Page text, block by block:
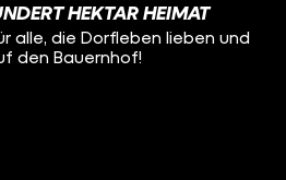
HEKTAR HEIMAT
alle, die Dorfleben lieben und
den Bauernhof!